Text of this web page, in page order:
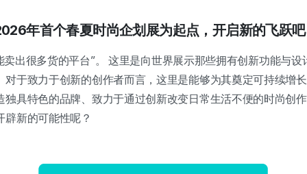
年首个春夏时尚企划展为起点，开启新的飞跃
卖出很多货的平台”。 这里是向世界展示那些拥有创新功能与设
对于致力于创新的创作者而言，这里是能够为其奠定可持续增
独具特色的品牌、致力于通过创新改变日常生活不便的时尚创
辟新的可能性呢？